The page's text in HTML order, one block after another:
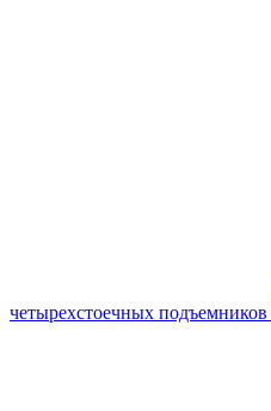
четырехстоечных подъемников